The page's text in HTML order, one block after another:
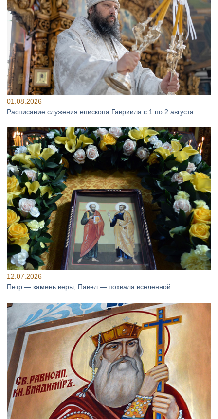
01.08.2026
Расписание служения епископа Гавриила с 1 по 2 августа
12.07.2026
Петр — камень веры, Павел — похвала вселенной